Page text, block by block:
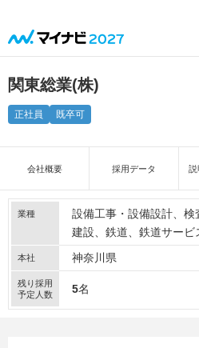
関東総業(株)
正社員 既卒可
会社概要 採用データ 説
業種 設備工事・設備設計
検
建設
鉄道 鉄道サービ
本社 神奈川県
残り採用
予定人数
5名